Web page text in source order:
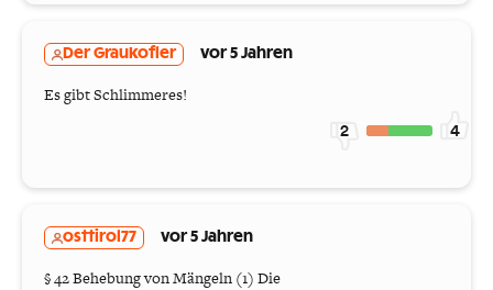
Der Graukofler vor 5 Jahren
Es gibt Schlimmeres!
2 4
osttirol77 vor 5 Jahren
§ 42 Behebung von Mängeln (1) Die